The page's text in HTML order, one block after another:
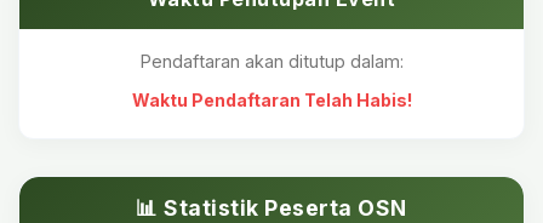
Pendaftaran akan ditutup dalam:
Waktu Pendaftaran Telah Habis!
📊 Statistik Peserta OSN